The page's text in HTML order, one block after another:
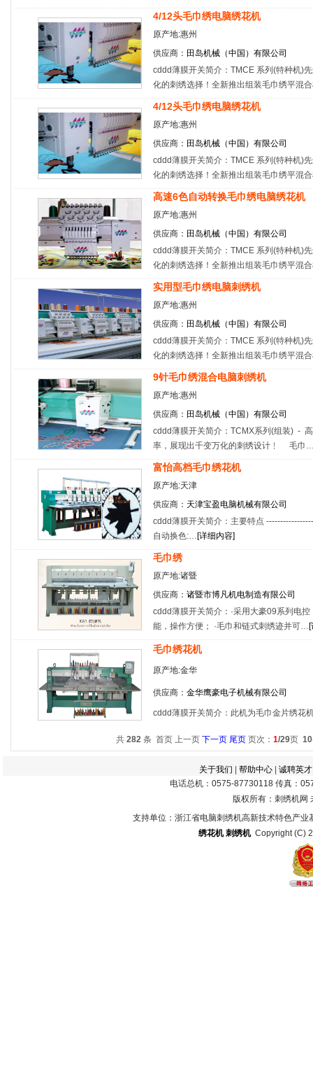
4/12头毛巾绣电脑绣花机
原产地:惠州
供应商： 田岛机械（中国）有限公司
cddd薄膜开关简介：TMCE 系列(特种机)
化的刺绣选择！全新推出组装毛巾绣平混
4/12头毛巾绣电脑绣花机
原产地:惠州
供应商： 田岛机械（中国）有限公司
cddd薄膜开关简介：TMCE 系列(特种机)
化的刺绣选择！全新推出组装毛巾绣平混
高速6色自动转换毛巾绣电脑绣花机
原产地:惠州
供应商： 田岛机械（中国）有限公司
cddd薄膜开关简介：TMCE 系列(特种机)
化的刺绣选择！全新推出组装毛巾绣平混
实用型毛巾绣电脑刺绣机
原产地:惠州
供应商： 田岛机械（中国）有限公司
cddd薄膜开关简介：TMCE 系列(特种机)
化的刺绣选择！全新推出组装毛巾绣平混
9针毛巾绣混合电脑刺绣机
原产地:惠州
供应商： 田岛机械（中国）有限公司
cddd薄膜开关简介：TCMX系列(组装) -
率，展现出千变万化的刺绣设计﹗ 毛巾
富怡高档毛巾绣花机
原产地:天津
供应商： 天津宝盈电脑机械有限公司
cddd薄膜开关简介：主要特点
自动换色:…[详细内容]
毛巾绣
原产地:诸暨
供应商： 诸暨市博凡机电制造有限公司
cddd薄膜开关简介：·采用大豪09系列电
能，操作方便； ·毛巾和链式刺绣迹并可…[
毛巾绣花机
原产地:金华
供应商： 金华鹰豪电子机械有限公司
cddd薄膜开关简介：此机为毛巾金片绣花
共 282条 首页 上一页 下一页 尾页页次： 1/29页 10
关于我们 帮助中心| 诚聘英才
电话总机：0575-87730118 传真：
版权所有：刺绣机网
支持单位：浙江省电脑刺绣机高新技术特色产
绣花机 刺绣机Copyright (C)